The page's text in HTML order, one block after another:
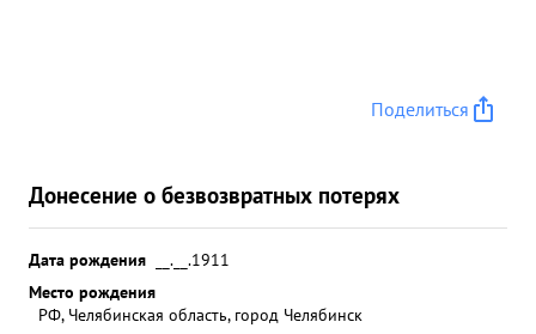
Поделиться
Донесение о безвозвратных потерях
Дата рождения
__.__.1911
Место рождения
РФ, Челябинская область, город Челябинск